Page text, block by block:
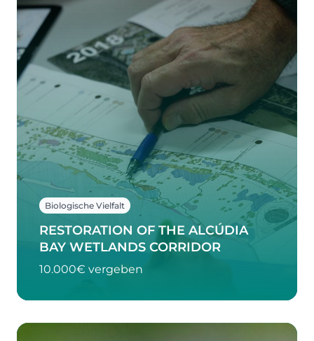
Biologische Vielfalt
RESTORATION OF THE ALCÚDIA
BAY WETLANDS CORRIDOR
10.000€ vergeben